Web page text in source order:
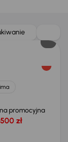
promocyjna
zł